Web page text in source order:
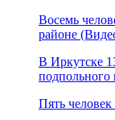
Восемь
районе
В Иркутске
подпольного
Пять